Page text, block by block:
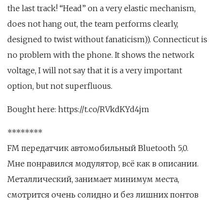
the last track! “Head” on a very elastic mechanism,
does not hang out, the team performs clearly,
designed to twist without fanaticism)). Connecticut is
no problem with the phone. It shows the network
voltage, I will not say that it is a very important
option, but not superfluous.
Bought here: https://t.co/RVkdKYd4jm
********
FM передатчик автомобильный Bluetooth 5,0.
Мне понравился модулятор, всё как в описании.
Металлический, занимает минимум места,
смотрится очень солидно и без лишних понтов